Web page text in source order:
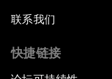
联系我们
快捷链接